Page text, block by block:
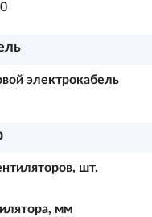
электрокабель
шт.
мм